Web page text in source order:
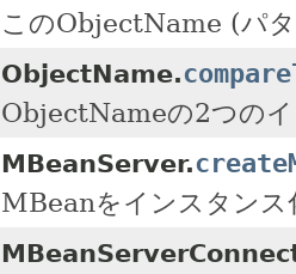
このObjectName (パ
ObjectName.
ObjectNameの2つの
MBeanServer.
MBeanをインスタンス